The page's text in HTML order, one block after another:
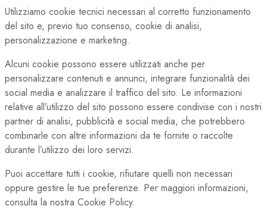
Utilizziamo cookie tecnici necessari al corretto funzionamento
del sito e, previo tuo consenso, cookie di analisi,
personalizzazione e marketing.
Alcuni cookie possono essere utilizzati anche per
personalizzare contenuti e annunci, integrare funzionalità dei
social media e analizzare il traffico del sito. Le informazioni
relative all’utilizzo del sito possono essere condivise con i nostri
partner di analisi, pubblicità e social media, che potrebbero
combinarle con altre informazioni da te fornite o raccolte
durante l’utilizzo dei loro servizi.
Puoi accettare tutti i cookie, rifiutare quelli non necessari
oppure gestire le tue preferenze. Per maggiori informazioni,
consulta la nostra Cookie Policy.